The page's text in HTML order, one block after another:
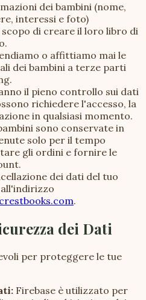
dei bambini (nome,
interessi e foto)
scopo di creare il loro libro di
o affittiamo mai le
dei bambini a terze parti
il pieno controllo sui dati
richiedere l'accesso, la
in qualsiasi momento.
sono conservate in
solo per il tempo
gli ordini e fornire le
dei dati del tuo
.
dei Dati
per proteggere le tue
Firebase è utilizzato per